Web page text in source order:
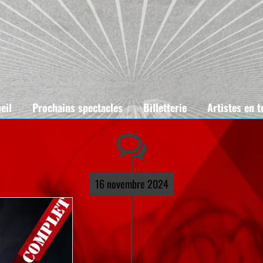
Prochains spectacles Billetterie Artistes en
16 novembre 2024